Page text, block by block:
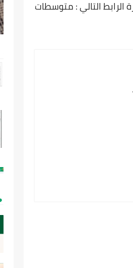
الرابط التالي : متوسطات